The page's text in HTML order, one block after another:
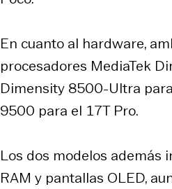
En cuanto al hardware,
procesadores MediaTek
Dimensity 8500-Ultra
9500 para el 17T Pro.
Los dos modelos además
RAM y pantallas OLED,